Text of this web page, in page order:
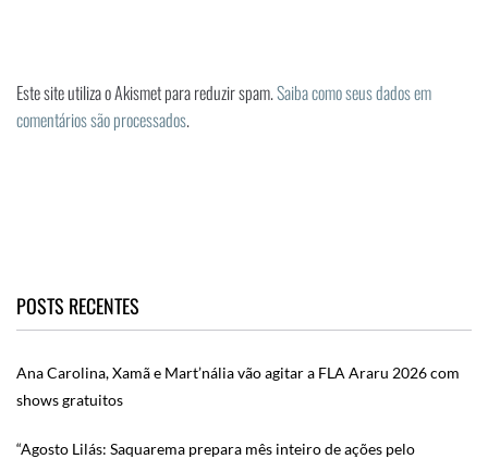
Este site utiliza o Akismet para reduzir spam.Saiba como seus dados em
comentários são processados.
POSTS RECENTES
Ana Carolina, Xamã e Mart’nália vão agitar a FLA Araru 2026 com
shows gratuitos
“Agosto Lilás: Saquarema prepara mês inteiro de ações pelo